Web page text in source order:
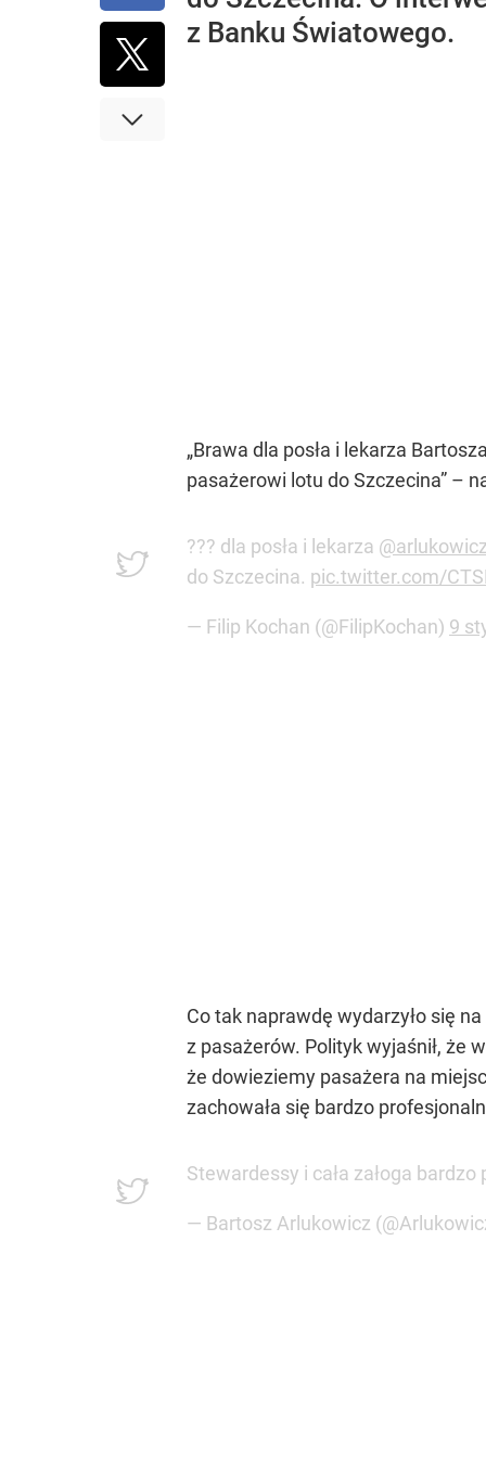
z Banku Światowego.
„Brawa dla posła i lekarza
pasażerowi lotu do Szczecina” –
??? dla posła i lekarza
do Szczecina. pic.twitter.com/
— Filip Kochan (@FilipKochan) 9
Co tak naprawdę wydarzyło się
z pasażerów. Polityk wyjaśnił, że
że dowieziemy pasażera na
zachowała się bardzo
Stewardessy i cała załoga
— Bartosz Arlukowicz